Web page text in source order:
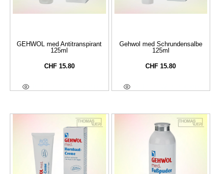
GEHWOL med Antitranspirant
125ml
CHF15.80
Gehwol med Schrundensalbe
125ml
CHF 15.80